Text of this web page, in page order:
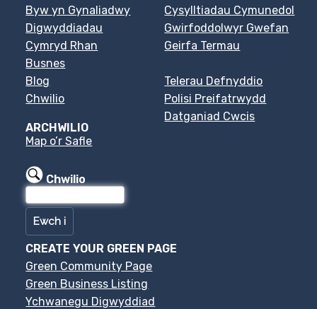
Byw yn Gynaliadwy
Digwyddiadau
Cymryd Rhan
Busnes
Blog
Chwilio
ARCHWILIO
Map o’r Safle
Chwilio
Cysylltiadau Cymunedol
Gwirfoddolwyr Gwefan
Geirfa Termau
Telerau Defnyddio
Polisi Preifatrwydd
Datganiad Cwcis
CREATE YOUR GREEN PAGE
Green Community Page
Green Business Listing
Ychwanegu Digwyddiad